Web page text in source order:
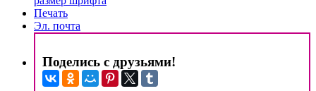
Печать
Эл. почта
Поделись с друзьями!